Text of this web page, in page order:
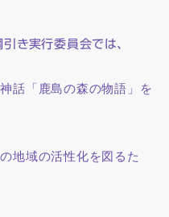
き実行委員会では、
話「鹿島の森の物語」を
地域の活性化を図るた